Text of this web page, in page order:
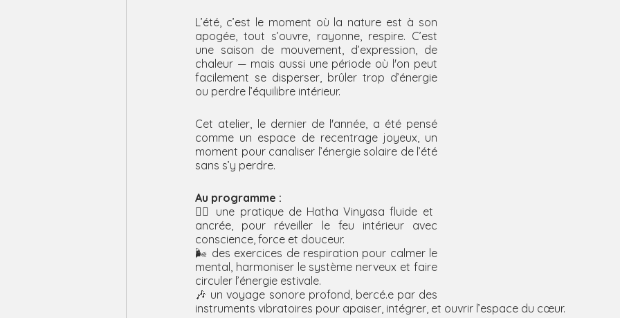
L’été, c’est le moment où la nature est à son
apogée, tout s’ouvre, rayonne, respire. C’est
une saison de mouvement, d’expression, de
chaleur — mais aussi une période où l'on peut
facilement se disperser, brûler trop d’énergie
ou perdre l’équilibre intérieur.
Cet atelier, le dernier de l'année, a été pensé
comme un espace de recentrage joyeux, un
moment pour canaliser l’énergie solaire de l’été
sans s’y perdre.
Au programme :
🧘‍♀️ une pratique de Hatha Vinyasa fluide et
ancrée, pour réveiller le feu intérieur avec
conscience, force et douceur.
🌬️ des exercices de respiration pour calmer le
mental, harmoniser le système nerveux et faire
circuler l’énergie estivale.
🎶 un voyage sonore profond, bercé.e par des
instruments vibratoires pour apaiser, intégrer, et ouvrir l’espace du cœur.